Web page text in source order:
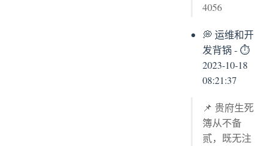
4056
💭 运维和开
发背锅 - ⏱
2023-10-18
08:21:37
📌 贵府生死
簿从不备
贰，既无注